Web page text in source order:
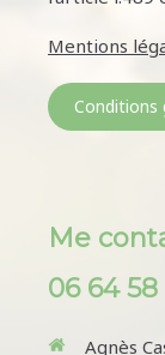
Mentions
Conditions
Me
06 64
Agnès